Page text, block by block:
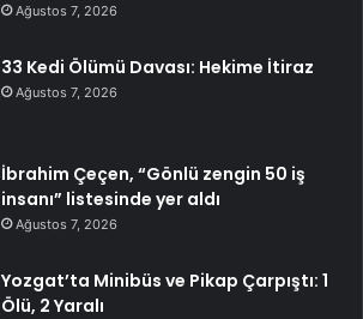
Ağustos 7, 2026
33 Kedi Ölümü Davası: Hekime İtiraz
Ağustos 7, 2026
İbrahim Çeçen, “Gönlü zengin 50 iş
insanı” listesinde yer aldı
Ağustos 7, 2026
Yozgat’ta Minibüs ve Pikap Çarpıştı: 1
Ölü, 2 Yaralı